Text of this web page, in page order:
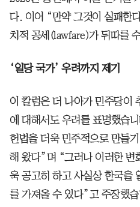
다. 이어 “만약 그것이 실패한
치적 공세(lawfare)가 뒤따를
‘일당 국가’ 우려까지 제기
이 칼럼은 더 나아가 민주당이
에 대해서도 우려를 표명했습
헌법을 더욱 민주적으로 만들
해 왔다”며 “그러나 이러한 변
욱 공고히 하고 사실상 한국을
를 가져올 수 있다”고 주장했